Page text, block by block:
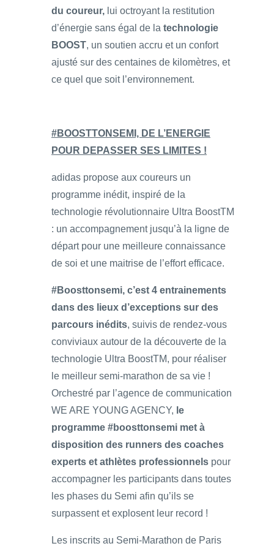
du coureur, lui octroyant la restitution
d’énergie sans égal de la technologie
BOOST, un soutien accru et un confort
ajusté sur des centaines de kilomètres, et
ce quel que soit l’environnement.
#BOOSTTONSEMI, DE L’ENERGIE
POUR DEPASSER SES LIMITES !
adidas propose aux coureurs un
programme inédit, inspiré de la
technologie révolutionnaire Ultra BoostTM
: un accompagnement jusqu’à la ligne de
départ pour une meilleure connaissance
de soi et une maitrise de l’effort efficace.
#Boosttonsemi, c’est 4 entrainements
dans des lieux d’exceptions sur des
parcours inédits, suivis de rendez-vous
conviviaux autour de la découverte de la
technologie Ultra BoostTM, pour réaliser
le meilleur semi-marathon de sa vie !
Orchestré par l’agence de communication
WE ARE YOUNG AGENCY, le
programme #boosttonsemi met à
disposition des runners des coaches
experts et athlètes professionnels pour
accompagner les participants dans toutes
les phases du Semi afin qu’ils se
surpassent et explosent leur record !
Les inscrits au Semi-Marathon de Paris